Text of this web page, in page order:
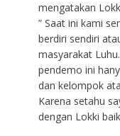
mengatakan
” Saat ini kami
berdiri sendiri
masyarakat
pendemo ini
dan kelompok
Karena setahu
dengan Lokki